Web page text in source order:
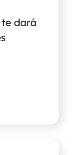
dará